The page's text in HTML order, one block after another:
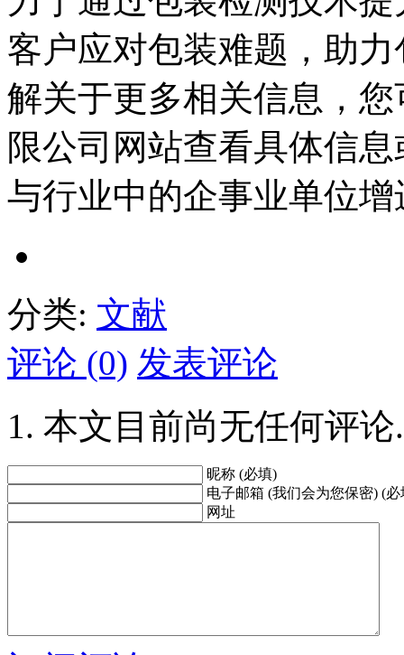
客户应对包装难题，助
解关于更多相关信息，
限公司网站查看具体信
与行业中的企事业单位
分类: 文献
评论 (0) 发表评论
本文目前尚无任何评论.
昵称 (必填)
电子邮箱 (我们会为您保密) (必
网址